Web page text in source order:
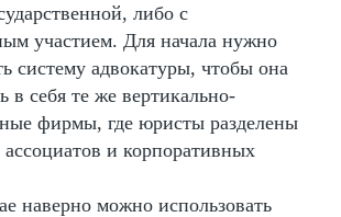
либо с
участием. Для начала нужно
систему адвокатуры, чтобы она
в себя те же вертикально-
фирмы, где юристы разделены
и корпоративных
наверно можно использовать